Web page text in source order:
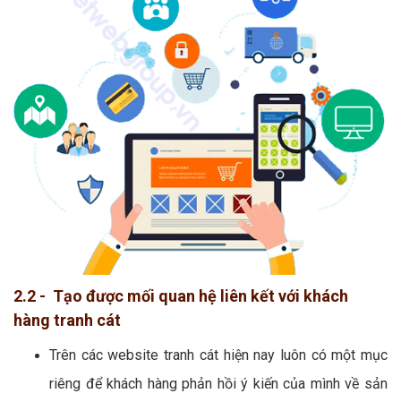
2.2 - Tạo được mối quan hệ liên kết với khách
hàng tranh cát
Trên các website tranh cát hiện nay luôn có một mục
riêng để khách hàng phản hồi ý kiến của mình về sản